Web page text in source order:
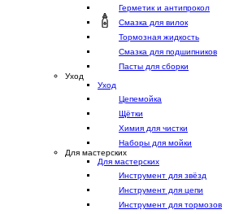
Герметик и антипрокол
Смазка для вилок
Тормозная жидкость
Смазка для подшипников
Пасты для сборки
Уход
Уход
Цепемойка
Щётки
Химия для чистки
Наборы для мойки
Для мастерских
Для мастерских
Инструмент для звёзд
Инструмент для цепи
Инструмент для тормозов